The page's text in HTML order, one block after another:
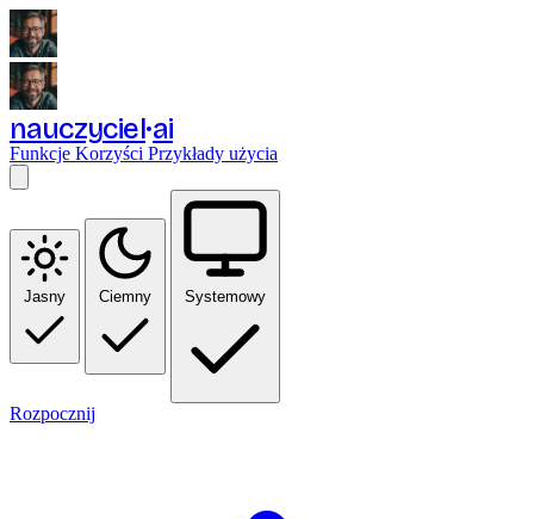
nauczyciel ai
Funkcje Korzyści Przykłady użycia
Jasny Ciemny Systemowy
Rozpocznij